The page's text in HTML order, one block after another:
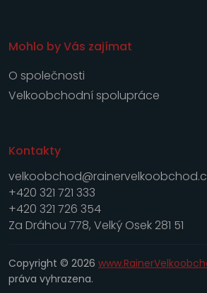
Mohlo by Vás zajímat
O společnosti
Velkoobchodní spolupráce
Kontakty
+420 321 721 333
+420 321 726 354
Za Dráhou 778, Velký Osek 281 51
Copyright © 2026
práva vyhrazena.